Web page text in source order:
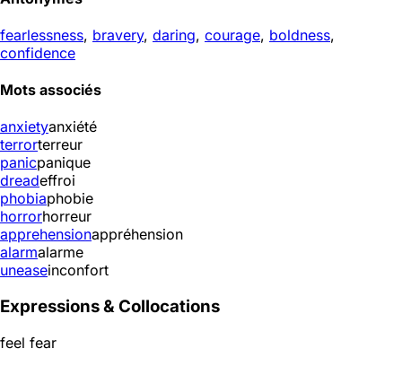
fearlessness, bravery, daring, courage, boldness,
confidence
Mots associés
anxietyanxiété
terrorterreur
panicpanique
dreadeffroi
phobiaphobie
horrorhorreur
apprehensionappréhension
alarmalarme
uneaseinconfort
Expressions & Collocations
feel fear